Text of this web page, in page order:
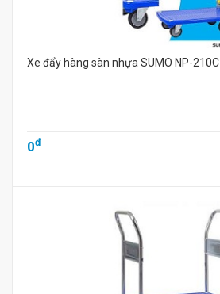
Xe đẩy hàng sàn nhựa SUMO NP-210C
0đ